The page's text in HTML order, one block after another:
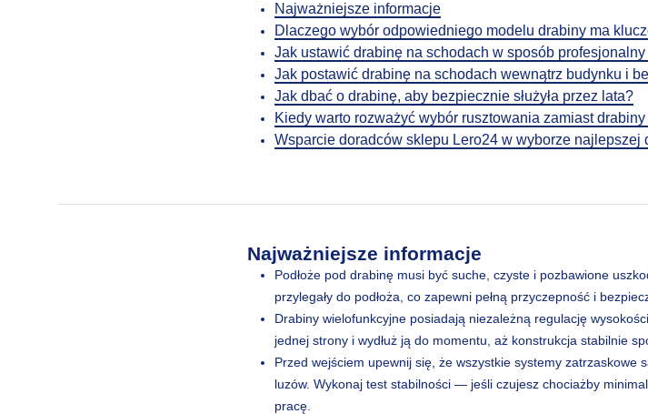
Najważniejsze informacje
Dlaczego wybór odpowiedniego modelu drabiny ma
Jak ustawić drabinę na schodach w sposób
Jak postawić drabinę na schodach wewnątrz budynku i
Jak dbać o drabinę, aby bezpiecznie służyła przez lata?
Kiedy warto rozważyć wybór rusztowania zamiast
Wsparcie doradców sklepu Lero24 w wyborze najlepszej
Najważniejsze informacje
Podłoże pod drabinę musi być suche, czyste i pozbawione
przylegały do podłoża, co zapewni pełną przyczepność i
Drabiny wielofunkcyjne posiadają niezależną regulację
jednej strony i wydłuż ją do momentu, aż konstrukcja stabilnie
Przed wejściem upewnij się, że wszystkie systemy zatrzaskowe
luzów. Wykonaj test stabilności — jeśli czujesz chociażby
pracę.